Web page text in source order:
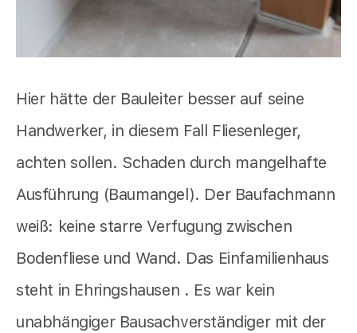
Hier hätte der Bauleiter besser auf seine
Handwerker, in diesem Fall Fliesenleger,
achten sollen. Schaden durch mangelhafte
Ausführung (Baumangel). Der Baufachmann
weiß: keine starre Verfugung zwischen
Bodenfliese und Wand. Das Einfamilienhaus
steht in Ehringshausen . Es war kein
unabhängiger Bausachverständiger mit der